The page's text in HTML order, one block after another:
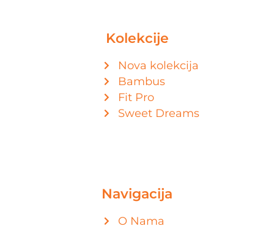
Kolekcije
Nova kolekcija
Bambus
Fit Pro
Sweet Dreams
Navigacija
O Nama